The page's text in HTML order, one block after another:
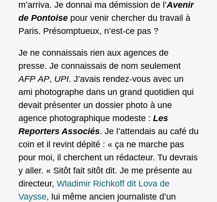
m’arriva. Je donnai ma démission de l’Avenir
de Pontoise pour venir chercher du travail à
Paris. Présomptueux, n’est-ce pas ?
Je ne connaissais rien aux agences de
presse. Je connaissais de nom seulement
AFP AP, UPI. J’avais rendez-vous avec un
ami photographe dans un grand quotidien qui
devait présenter un dossier photo à une
agence photographique modeste : Les
Reporters Associés. Je l’attendais au café du
coin et il revint dépité : « ça ne marche pas
pour moi, il cherchent un rédacteur. Tu devrais
y aller. « Sitôt fait sitôt dit. Je me présente au
directeur, Wladimir Richkoff dit Lova de
Vaysse, lui même ancien journaliste d’un